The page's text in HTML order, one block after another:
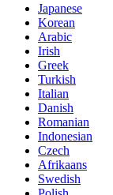
Japanese
Korean
Arabic
Irish
Greek
Turkish
Italian
Danish
Romanian
Indonesian
Czech
Afrikaans
Swedish